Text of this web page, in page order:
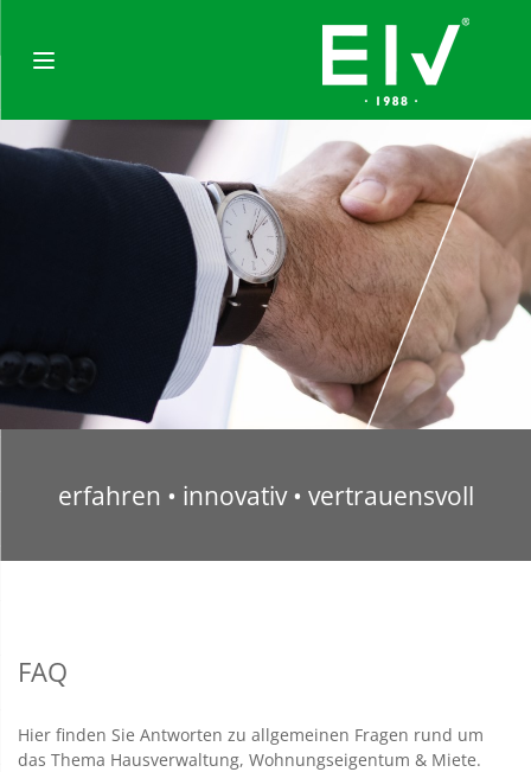
Toggle navigation
erfahren • innovativ • vertrauensvoll
FAQ
Hier finden Sie Antworten zu allgemeinen Fragen rund um
das Thema Hausverwaltung, Wohnungseigentum & Miete.